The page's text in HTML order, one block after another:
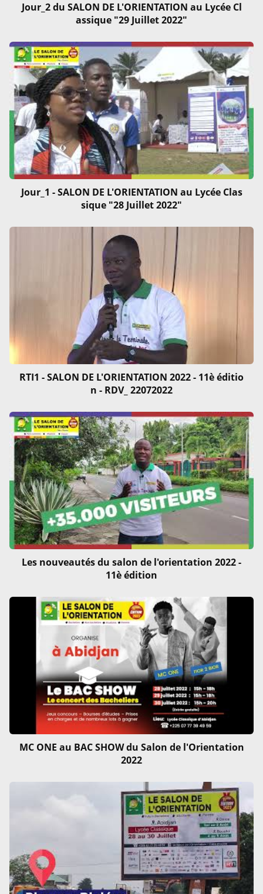
Jour_2 du SALON DE L'ORIENTATION au Lycée Cl
assique "29 Juillet 2022"
Jour_1 - SALON DE L'ORIENTATION au Lycée Clas
sique "28 Juillet 2022"
RTI1 - SALON DE L'ORIENTATION 2022 - 11è éditio
n - RDV_ 22072022
Les nouveautés du salon de l'orientation 2022 -
11è édition
MC ONE au BAC SHOW du Salon de l'Orientation
2022